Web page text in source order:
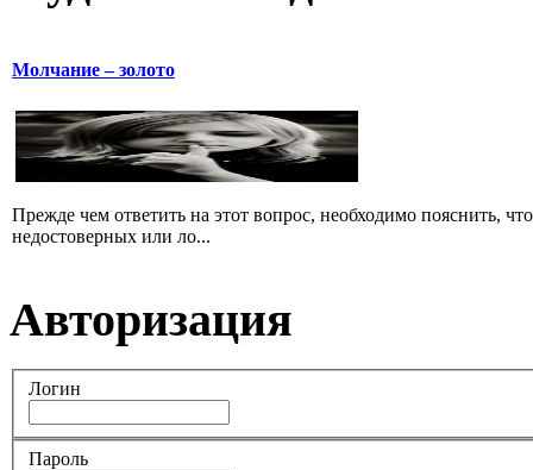
Молчание – золото
Прежде чем ответить на этот вопрос, необходимо пояснить,
недостоверных или ло...
Авторизация
Логин
Пароль